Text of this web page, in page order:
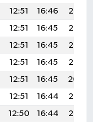
12:51 16:46
20:08
12:51 16:45
20:07
12:51 16:45
20:06
12:51 16:45
20:05
12:51 16:45
20:04
12:51 16:44
20:03
12:50 16:44
20:02